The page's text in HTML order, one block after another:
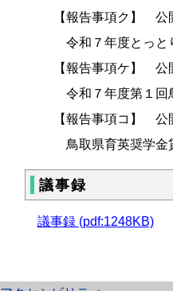
【報告事項ク】
令和７年度とっとり
【報告事項ケ】
令和７年度第１回鳥
【報告事項コ】
鳥取県育英奨学金貸
議事録
議事録 (pdf:1248KB)